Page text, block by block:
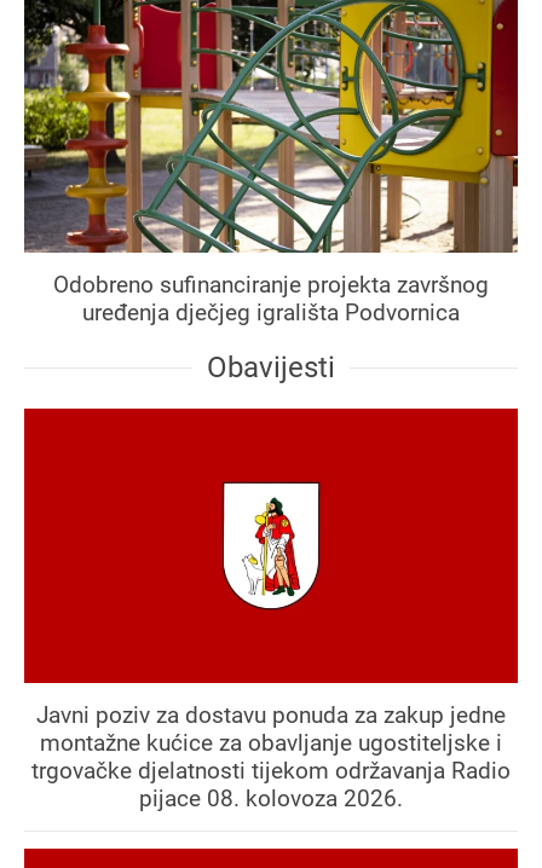
Odobreno sufinanciranje projekta završnog
uređenja dječjeg igrališta Podvornica
Obavijesti
Javni poziv za dostavu ponuda za zakup jedne
montažne kućice za obavljanje ugostiteljske i
trgovačke djelatnosti tijekom održavanja Radio
pijace 08. kolovoza 2026.